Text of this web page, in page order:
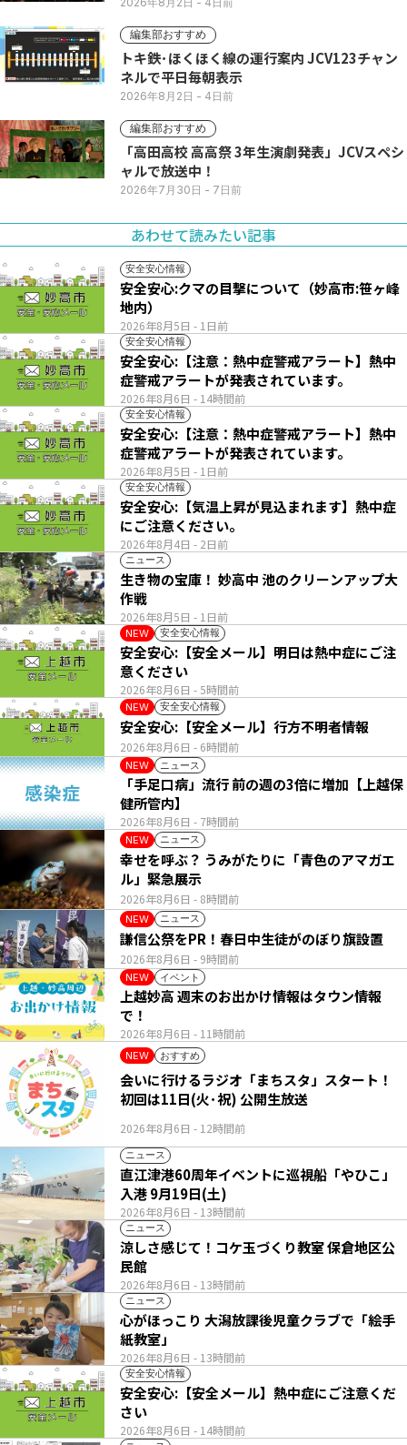
編集部おすすめ
トキ鉄･ほくほく線の運行案内 JCV123チャン
ネルで平日毎朝表示
2026年8月2日 - 4日前
編集部おすすめ
「高田高校 高高祭 3年生演劇発表」JCVスペシ
ャルで放送中！
2026年7月30日 - 7日前
あわせて読みたい記事
安全安心情報
2026年8月5日 - 1日前
安全安心:クマの目撃について（妙高市:笹ヶ峰
地内）
安全安心情報
2026年8月6日 - 14時間前
安全安心:【注意：熱中症警戒アラート】熱中
症警戒アラートが発表されています。
安全安心情報
2026年8月5日 - 1日前
安全安心:【注意：熱中症警戒アラート】熱中
症警戒アラートが発表されています。
安全安心情報
2026年8月4日 - 2日前
安全安心:【気温上昇が見込まれます】熱中症
にご注意ください。
ニュース
2026年8月5日 - 1日前
生き物の宝庫！ 妙高中 池のクリーンアップ大
作戦
NEW 安全安心情報
2026年8月6日 - 5時間前
安全安心:【安全メール】明日は熱中症にご注
意ください
NEW 安全安心情報
2026年8月6日 - 6時間前
安全安心:【安全メール】行方不明者情報
NEW ニュース
2026年8月6日 - 7時間前
「手足口病」流行 前の週の3倍に増加【上越保
健所管内】
NEW ニュース
2026年8月6日 - 8時間前
幸せを呼ぶ？ うみがたりに「青色のアマガエ
ル」緊急展示
NEW ニュース
2026年8月6日 - 9時間前
謙信公祭をPR！春日中生徒がのぼり旗設置
NEW イベント
2026年8月6日 - 11時間前
上越妙高 週末のお出かけ情報はタウン情報
で！
NEW おすすめ
2026年8月6日 - 12時間前
会いに行けるラジオ「まちスタ」スタート！
初回は11日(火･祝) 公開生放送
ニュース
2026年8月6日 - 13時間前
直江津港60周年イベントに巡視船「やひこ」
入港 9月19日(土)
ニュース
2026年8月6日 - 13時間前
涼しさ感じて！コケ玉づくり教室 保倉地区公
民館
ニュース
2026年8月6日 - 13時間前
心がほっこり 大潟放課後児童クラブで「絵手
紙教室」
安全安心情報
2026年8月6日 - 14時間前
安全安心:【安全メール】熱中症にご注意くだ
さい